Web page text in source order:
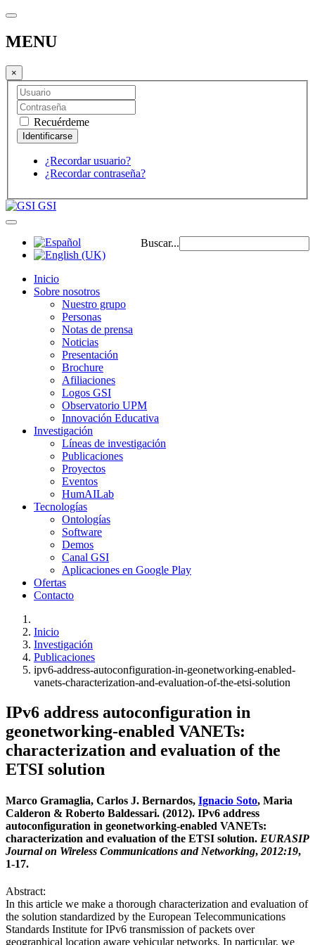
MENU
×
Recuérdeme
¿Recordar usuario?
¿Recordar contraseña?
GSI
Buscar...
Inicio
Sobre nosotros
Nuestro grupo
Personas
Notas de prensa
Noticias
Presentación
Brochure
Afiliaciones
Logos GSI
Observatorio UPM
Innovación Educativa
Investigación
Líneas de investigación
Publicaciones
Proyectos
Eventos
HumAILab
Tecnologías
Ontologías
Software
Demos
Canal GSI
Aplicaciones en Google Play
Ofertas
Contacto
Inicio
Investigación
Publicaciones
ipv6-address-autoconfiguration-in-geonetworking-enabled-
vanets-characterization-and-evaluation-of-the-etsi-solution
IPv6 address autoconfiguration in
geonetworking-enabled VANETs:
characterization and evaluation of the
ETSI solution
Marco Gramaglia, Carlos J. Bernardos, Ignacio Soto, Maria
Calderon & Roberto Baldessari. (2012). IPv6 address
autoconfiguration in geonetworking-enabled VANETs:
characterization and evaluation of the ETSI solution. EURASIP
Journal on Wireless Communications and Networking, 2012:19,
1-17.
Abstract:
In this article we make a thorough characterization and evaluation of
the solution standardized by the European Telecommunications
Standards Institute for IPv6 transmission of packets over
geographical location aware vehicular networks. In particular, we